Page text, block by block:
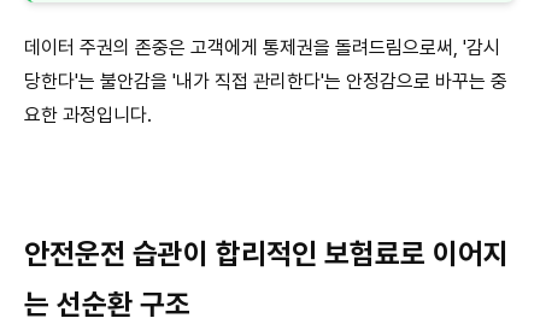
데이터 주권의 존중은 고객에게 통제권을 돌려드림으로써, '감시
당한다'는 불안감을 '내가 직접 관리한다'는 안정감으로 바꾸는 중
요한 과정입니다.
안전운전 습관이 합리적인 보험료로 이어지
는 선순환 구조